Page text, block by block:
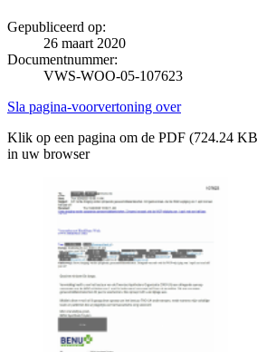
Gepubliceerd op:
26 maart 2020
Documentnummer:
VWS-WOO-05-107623
Sla pagina-voorvertoning over
Klik op een pagina om de PDF (724.24
in uw browser